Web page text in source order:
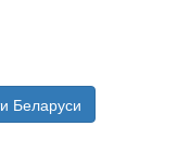
Беларуси